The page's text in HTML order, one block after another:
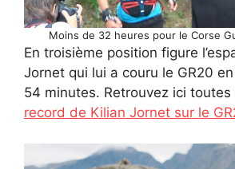
Moins de 32 heures pour le Corse
En troisième position figure
Jornet qui lui a couru le GR20
54 minutes. Retrouvez ici
record de Kilian Jornet sur le